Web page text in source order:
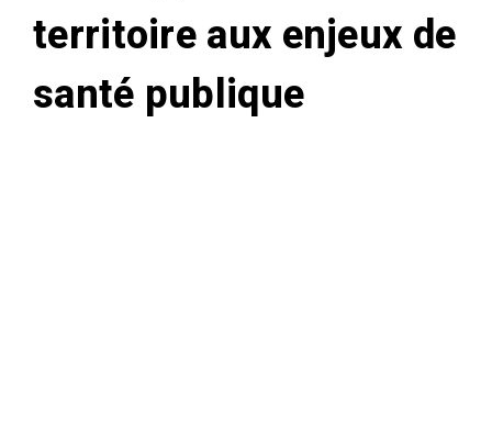
territoire aux enjeux de
santé publique